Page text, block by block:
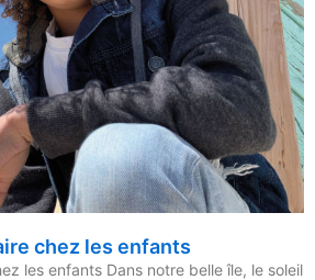
chez les enfants
les enfants Dans notre belle île, le soleil